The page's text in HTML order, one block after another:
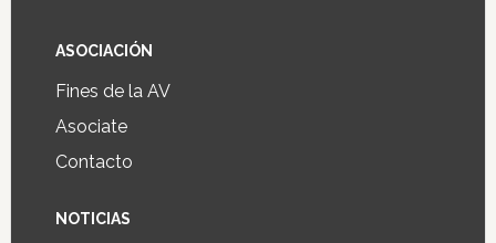
ASOCIACIÓN
Fines de la AV
Asociate
Contacto
NOTICIAS